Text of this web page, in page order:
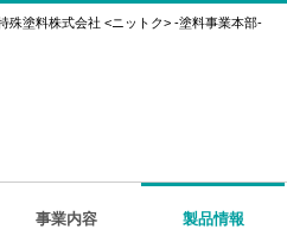
殊塗料株式会社 <ニットク> -塗料事業本部-
事業内容 製品情報